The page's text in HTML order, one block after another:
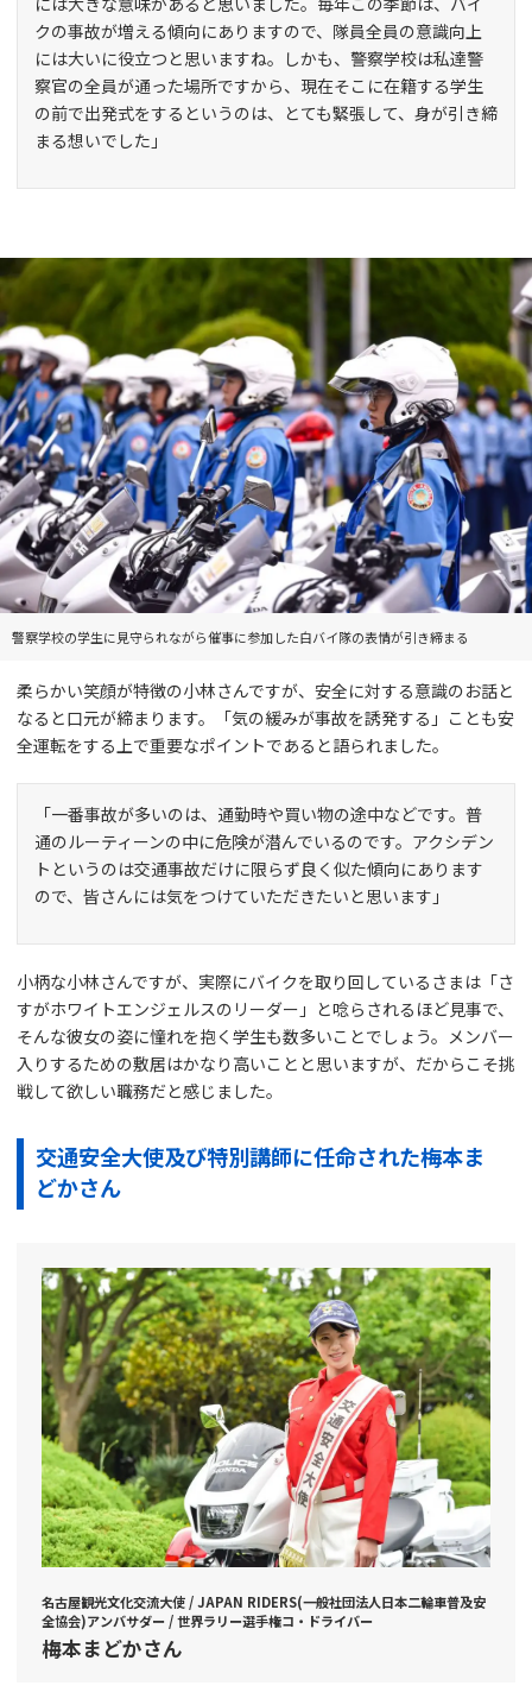
クの事故が増える傾向にありますので、隊員全員の意識向上
には大いに役立つと思いますね。しかも、警察学校は私達警
察官の全員が通った場所ですから、現在そこに在籍する学生
の前で出発式をするというのは、とても緊張して、身が引き締
まる想いでした」
警察学校の学生に見守られながら催事に参加した白バイ隊の表情が引き締まる
柔らかい笑顔が特徴の小林さんですが、安全に対する意識のお話と
なると口元が締まります。「気の緩みが事故を誘発する」ことも安
全運転をする上で重要なポイントであると語られました。
「一番事故が多いのは、通勤時や買い物の途中などです。普
通のルーティーンの中に危険が潜んでいるのです。アクシデン
トというのは交通事故だけに限らず良く似た傾向にあります
ので、皆さんには気をつけていただきたいと思います」
小柄な小林さんですが、実際にバイクを取り回しているさまは「さ
すがホワイトエンジェルスのリーダー」と唸らされるほど見事で、
そんな彼女の姿に憧れを抱く学生も数多いことでしょう。メンバー
入りするための敷居はかなり高いことと思いますが、だからこそ挑
戦して欲しい職務だと感じました。
交通安全大使及び特別講師に任命された梅本ま
どかさん
名古屋観光文化交流大使 / JAPAN RIDERS(一般社団法人日本二輪車普及安
全協会)アンバサダー / 世界ラリー選手権コ・ドライバー
梅本まどかさん